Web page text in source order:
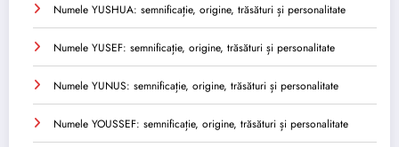
Numele YUSHUA: semnificație, origine, trăsături și personalitate
Numele YUSEF: semnificație, origine, trăsături și personalitate
Numele YUNUS: semnificație, origine, trăsături și personalitate
Numele YOUSSEF: semnificație, origine, trăsături și personalitate